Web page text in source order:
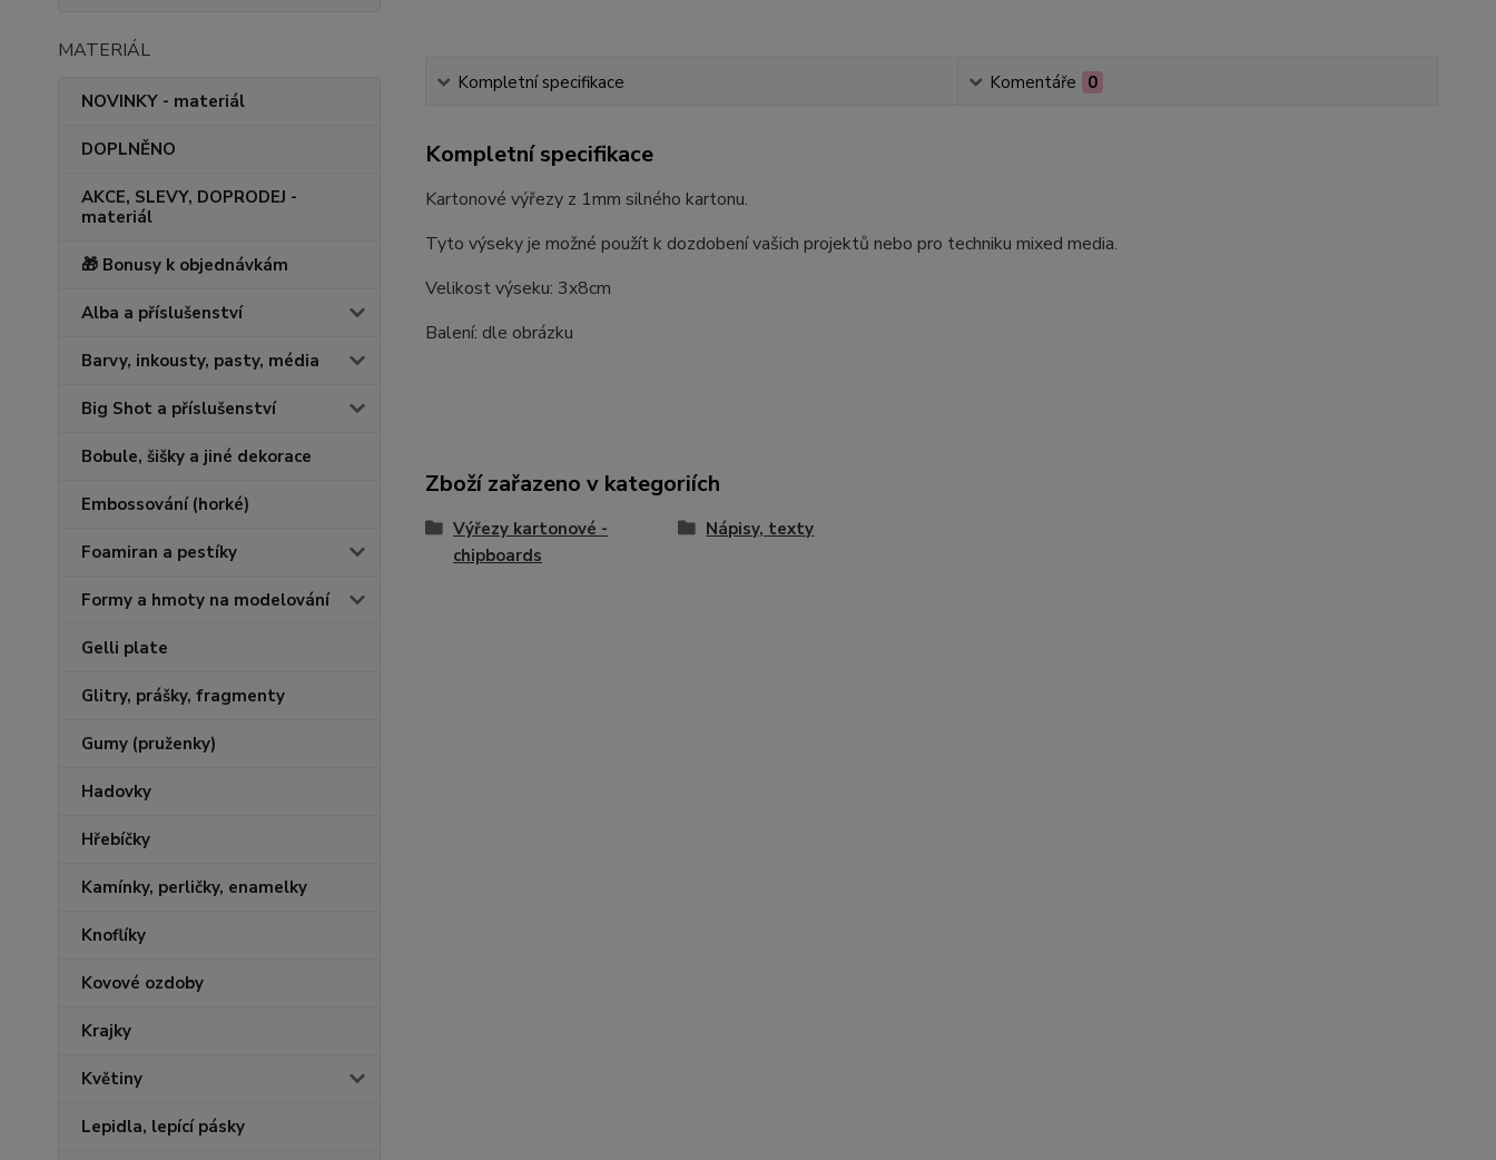
MATERIÁL
NOVINKY - materiál
DOPLNĚNO
AKCE, SLEVY, DOPRODEJ -
materiál
🎁 Bonusy k objednávkám
Alba a příslušenství
Barvy, inkousty, pasty, média
Big Shot a příslušenství
Bobule, šišky a jiné dekorace
Embossování (horké)
Foamiran a pestíky
Formy a hmoty na modelování
Gelli plate
Glitry, prášky, fragmenty
Gumy (pruženky)
Hadovky
Hřebíčky
Kamínky, perličky, enamelky
Knoflíky
Kovové ozdoby
Krajky
Květiny
Lepidla, lepící pásky
Kompletní specifikace Komentáře 0
Kompletní specifikace
Kartonové výřezy z 1mm silného kartonu.
Tyto výseky je možné použít k dozdobení vašich projektů nebo pro techniku mixed media.
Velikost výseku: 3x8cm
Balení: dle obrázku
Zboží zařazeno v kategoriích
Výřezy kartonové -
chipboards
Nápisy, texty